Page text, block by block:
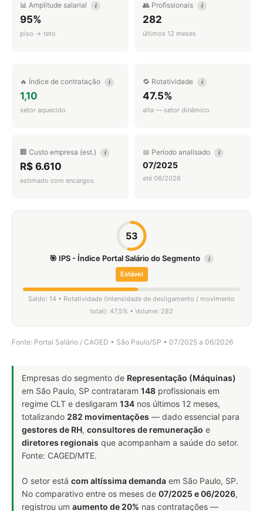
📊 Amplitude salarial i
95%
piso → teto
👥 Profissionais i
282
últimos 12 meses
🔥 Índice de contratação i
1,10
setor aquecido
🔁 Rotatividade i
47.5%
alta — setor dinâmico
🏢 Custo empresa (est.) i
R$ 6.610
estimado com encargos
📅 Período analisado i
07/2025
até 06/2026
53
🎯 IPS - Índice Portal Salário do Segmento i
Estável
Saldo: 14 • Rotatividade (intensidade de desligamento / movimento
total): 47,5% • Volume: 282
Fonte: Portal Salário / CAGED • São Paulo/SP • 07/2025 a 06/2026
Empresas do segmento de Representação (Máquinas)
em São Paulo, SP contrataram 148 profissionais em
regime CLT e desligaram 134 nos últimos 12 meses,
totalizando 282 movimentações — dado essencial para
gestores de RH, consultores de remuneração e
diretores regionais que acompanham a saúde do setor.
Fonte: CAGED/MTE.
O setor está com altíssima demanda em São Paulo, SP.
No comparativo entre os meses de 07/2025 e 06/2026,
registrou um aumento de 20% nas contratações —